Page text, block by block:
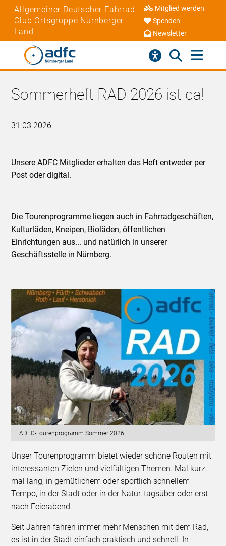
Allgemeiner Deutscher Fahrrad-
Club Ortsgruppe Nürnberger
Land
Mitglied werden
Spenden
Newsletter
Sommerheft RAD 2026 ist da!
31.03.2026
Unsere ADFC Mitglieder erhalten das Heft entweder per
Post oder digital.
Die Tourenprogramme liegen auch in Fahrradgeschäften,
Kulturläden, Kneipen, Bioläden, öffentlichen
Einrichtungen aus... und natürlich in unserer
Geschäftsstelle in Nürnberg.
ADFC-Tourenprogramm Sommer 2026
Unser Tourenprogramm bietet wieder schöne Routen mit
interessanten Zielen und vielfältigen Themen. Mal kurz,
mal lang, in gemütlichem oder sportlich schnellem
Tempo, in der Stadt oder in der Natur, tagsüber oder erst
nach Feierabend.
Seit Jahren fahren immer mehr Menschen mit dem Rad,
es ist in der Stadt einfach praktisch und schnell. In